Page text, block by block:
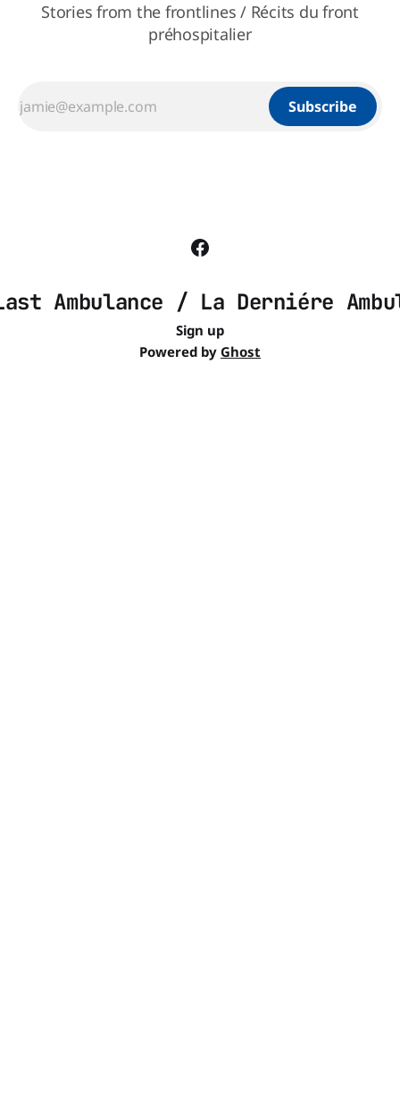
Stories from the frontlines / Récits du front
préhospitalier
Subscribe
Ambulance / La Derniére
Sign up
Powered by Ghost